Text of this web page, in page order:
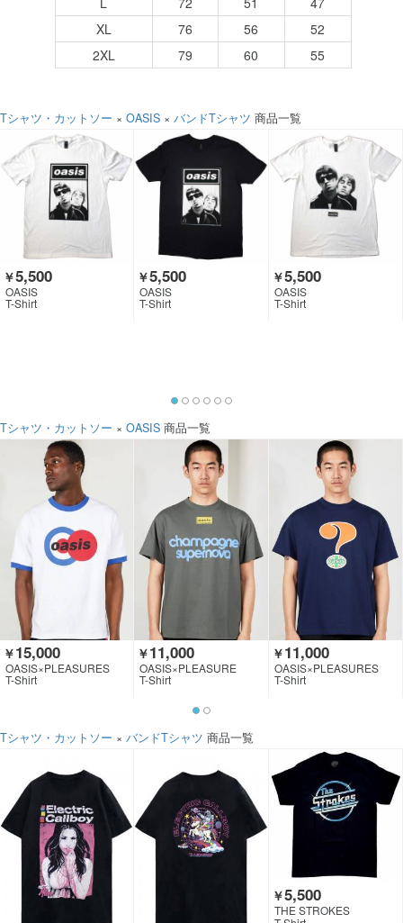
XL
76 56
52
2XL
79 60 55
Tシャツ・カットソー × OASIS × バンドTシャツ 商品一覧
￥5,500
OASIS
T-Shirt
￥5,500
OASIS
T-Shirt
￥5,500
OASIS
T-Shirt
Tシャツ・カットソー × OASIS 商品一覧
￥15,000
OASIS×PLEASURES
T-Shirt
￥11,000
OASIS×PLEASURE
T-Shirt
￥11,000
OASIS×PLEASURES
T-Shirt
Tシャツ・カットソー × バンドTシャツ 商品一覧
￥5,500
THE STROKES